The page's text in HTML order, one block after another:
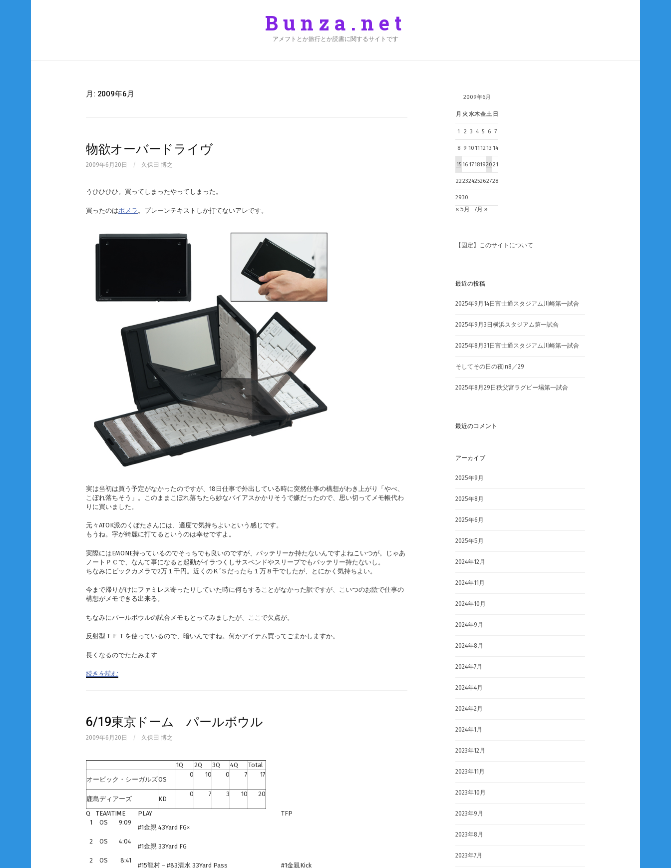
Bunza.net
アメフトとか旅行とか読書に関するサイトです
月: 2009年6月
物欲オーバードライヴ
2009年6月20日 / 久保田 博之
うひひひひ。買ってしまったやってしまった。
買ったのはポメラ 。プレーンテキストしか打てないアレです。
実は当初は買う予定がなかったのですが、18日仕事で外出している時に突然仕事の構想がわき上がり「やべ、
こぼれ落ちそう」。このままこぼれ落ちたら妙なバイアスかかりそうで嫌だったので、思い切ってメモ帳代わ
りに買いました。
元々ATOK派のくぼたさんには、適度で気持ちよいという感じです。
もうね。字が綺麗に打てるというのは幸せですよ。
実際にはEMONE持っているのでそっちでも良いのですが、バッテリーか持たないんですよねこいつが。じゃあ
ノートＰＣで、なんて事になると起動がイラつくしサスペンドやスリープでもバッテリー持たないし。
ちなみにビックカメラで2万１千円。近くのＫ’Ｓだったら１万８千でしたが、とにかく気持ちよい。
今まで帰りがけにファミレス寄ったりしていた時に何もすることがなかった訳ですが、こいつのお陰で仕事の
構想がメモできる出来る。
ちなみにパールボウルの試合メモもとってみましたが、ここで欠点が。
反射型ＴＦＴを使っているので、暗いんですね。何かアイテム買ってごまかしますか。
長くなるのでたたみます
続きを読む
6/19東京ドーム パールボウル
2009年6月20日 / 久保田 博之
1Q 2Q 3Q 4Q
Total
オービック・シーガルズOS
0 10 0 7 17
鹿島ディアーズ KD
0 7 3 10 20
Q TEAMTIME PLAY
TFP
1
OS 9:09
#1金親 43Yard FG×
2
OS 4:04
#1金親 33Yard FG
2
OS 8:41
#15龍村－#83清水 33Yard Pass
#1金親Kick
2009年6月
月 火 水木金土 日
1 2 3 4 5 6 7
8 9 10111213 14
15161718192021
22232425262728
2930
« 5月
7月 »
【固定】このサイトについて
最近の投稿
2025年9月14日富士通スタジアム川崎第一試合
2025年9月3日横浜スタジアム第一試合
2025年8月31日富士通スタジアム川崎第一試合
そしてその日の夜in8／29
2025年8月29日秩父宮ラグビー場第一試合
最近のコメント
アーカイブ
2025年9月
2025年8月
2025年6月
2025年5月
2024年12月
2024年11月
2024年10月
2024年9月
2024年8月
2024年7月
2024年4月
2024年2月
2024年1月
2023年12月
2023年11月
2023年10月
2023年9月
2023年8月
2023年7月